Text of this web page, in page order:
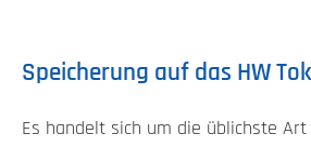
Speicherung auf das HW
Es handelt sich um die üblichste